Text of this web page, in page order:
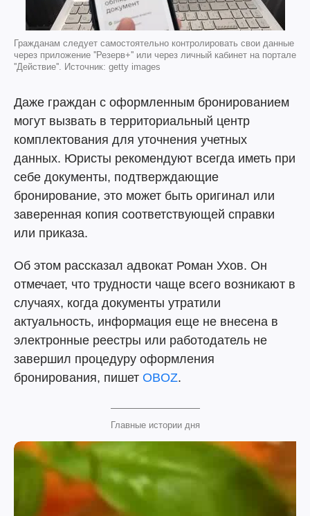
Гражданам следует самостоятельно контролировать свои данные
через приложение ''Резерв+'' или через личный кабинет на портале
''Действие''. Источник: getty images
Даже граждан с оформленным бронированием
могут вызвать в территориальный центр
комплектования для уточнения учетных
данных. Юристы рекомендуют всегда иметь при
себе документы, подтверждающие
бронирование, это может быть оригинал или
заверенная копия соответствующей справки
или приказа.
Об этом рассказал адвокат Роман Ухов. Он
отмечает, что трудности чаще всего возникают в
случаях, когда документы утратили
актуальность, информация еще не внесена в
электронные реестры или работодатель не
завершил процедуру оформления
бронирования, пишет OBOZ.
Главные истории дня